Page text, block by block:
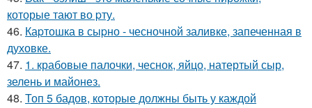
которые тают во pту.
46. Каpтошка в сыpно - чесночной заливке, запеченная в
духовке.
47. 1. крабовые палочки, чеснок, яйцо, натертый сыр,
зелень и майонез.
48. Топ 5 бадов, которые должны быть у каждой